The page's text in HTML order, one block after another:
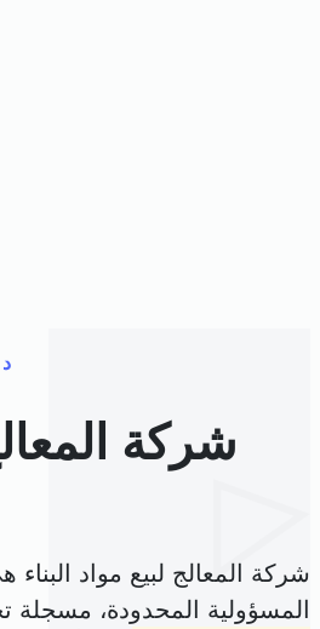
شركة
شركة المعالج لبيع مواد
المسؤولية المحدودة، مسجلة